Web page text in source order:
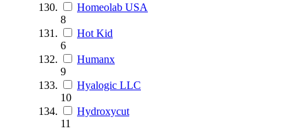
Homeolab USA
8
Hot Kid
6
Humanx
9
Hyalogic LLC
10
Hydroxycut
11